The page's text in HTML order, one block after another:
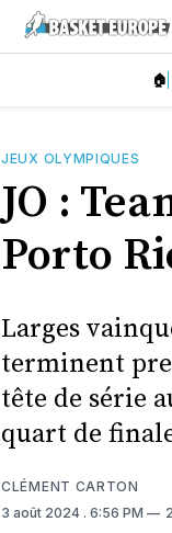
🏠
JEUX OLYMPIQUES
JO :
Porto
Larges
terminent
tête de série
quart de
CLÉMENT CARTON
3 août 2024 . 6:56 PM